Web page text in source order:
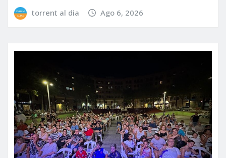
torrent al dia Ago 6, 2026